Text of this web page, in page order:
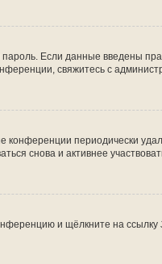
Если данные введены
свяжитесь с
конференции периодически
снова и активнее
и щёлкните на ссылку